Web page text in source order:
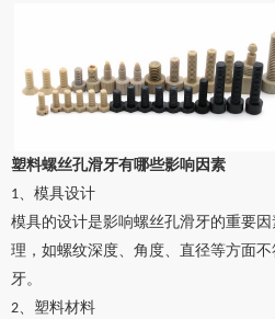
塑料螺丝孔滑牙有哪些影响因素
1、 模具设计
模具的设计是影响螺丝孔滑牙的重要
理，如螺纹深度、角度、直径等方面
牙。
2、 塑料材料